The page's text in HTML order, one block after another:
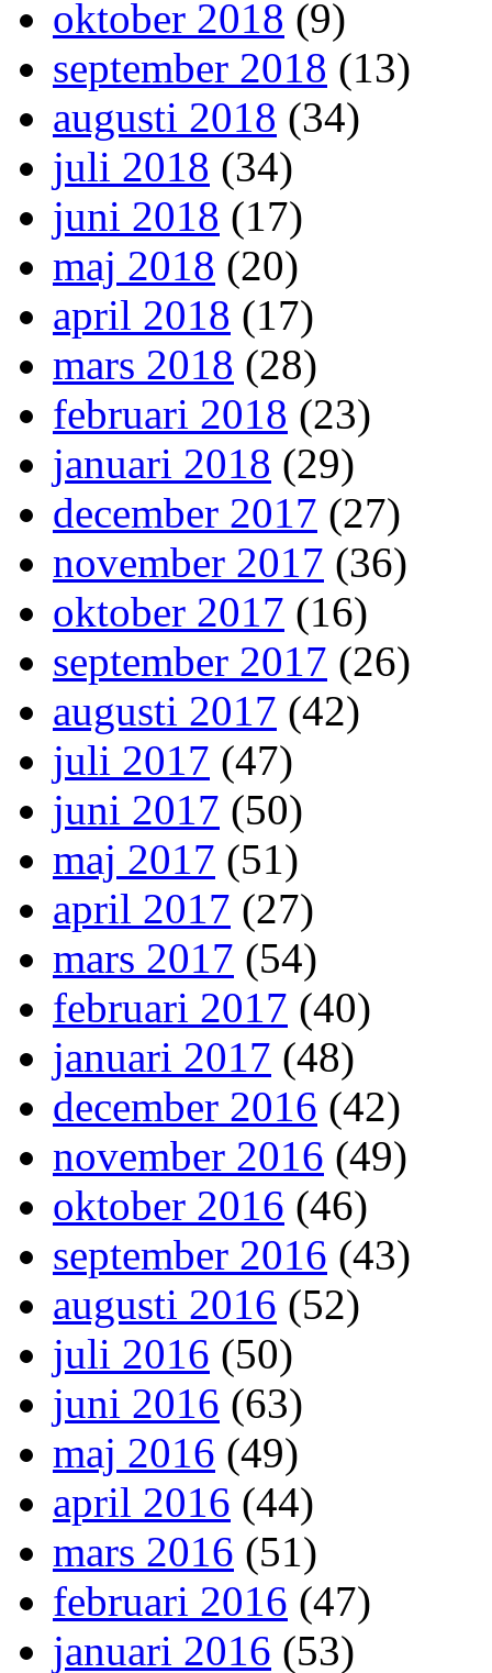
oktober 2018 (9)
september 2018 (13)
augusti 2018 (34)
juli 2018 (34)
juni 2018 (17)
maj 2018 (20)
april 2018 (17)
mars 2018 (28)
februari 2018 (23)
januari 2018 (29)
december 2017 (27)
november 2017 (36)
oktober 2017 (16)
september 2017 (26)
augusti 2017 (42)
juli 2017 (47)
juni 2017 (50)
maj 2017 (51)
april 2017 (27)
mars 2017 (54)
februari 2017 (40)
januari 2017 (48)
december 2016 (42)
november 2016 (49)
oktober 2016 (46)
september 2016 (43)
augusti 2016 (52)
juli 2016 (50)
juni 2016 (63)
maj 2016 (49)
april 2016 (44)
mars 2016 (51)
februari 2016 (47)
januari 2016 (53)